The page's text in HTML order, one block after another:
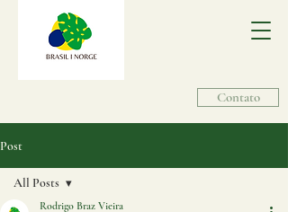
Contato
Post
All Posts
Rodrigo Braz Vieira